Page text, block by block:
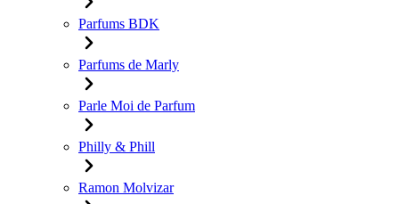
Parfums BDK
Parfums de Marly
Parle Moi de Parfum
Philly & Phill
Ramon Molvizar